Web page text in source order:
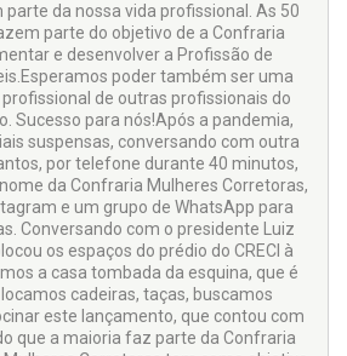
da nossa vida profissional. As 50
parte do objetivo de a Confraria
e desenvolver a Profissão de
poder também ser uma
de outras profissionais do
Sucesso para nós!Após a pandemia,
suspensas, conversando com outra
por telefone durante 40 minutos,
da Confraria Mulheres Corretoras,
e um grupo de WhatsApp para
Conversando com o presidente Luiz
os espaços do prédio do CRECI à
a casa tombada da esquina, que é
cadeiras, taças, buscamos
este lançamento, que contou com
que a maioria faz parte da Confraria